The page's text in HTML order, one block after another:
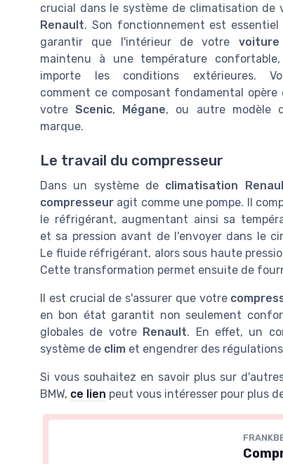
crucial dans le système de climatisation de
Renault. Son fonctionnement est essentiel
garantir que l'intérieur de votre voiture
maintenu à une température
importe les conditions extérieures.
comment ce composant fondamental opère
votreScenic, Mégane, ou autre modèle
marque.
Le travail du compresseur
Dans un système de climatisation
compresseur agit comme une pompe. Il
le réfrigérant, augmentant ainsi sa
et sa pression avant de l'envoyer dans le
Le fluide réfrigérant, alors sous haute
Cette transformation permet ensuite de
Il est crucial de s'assurer que votre
en bon état garantit non seulement
globales de votre Renault. En effet, un
système de clim et engendrer des
Si vous souhaitez en savoir plus sur
BMW, ce lien peut vous intéresser pour plus